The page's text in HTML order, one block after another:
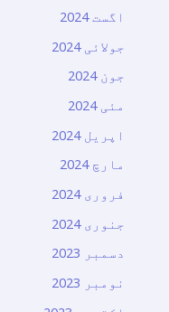
اگست 2024
جولائی 2024
جون 2024
مئی 2024
اپریل 2024
مارچ 2024
فروری 2024
جنوری 2024
دسمبر 2023
نومبر 2023